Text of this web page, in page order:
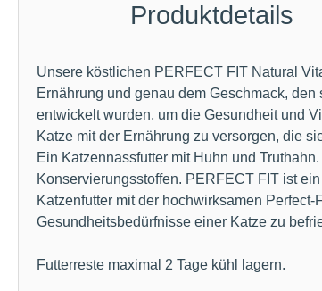
Produktdetails
Unsere köstlichen PERFECT FIT Natural
Ernährung und genau dem Geschmack,
entwickelt wurden, um die Gesundheit und
Katze mit der Ernährung zu versorgen, die
Ein Katzennassfutter mit Huhn und
Konservierungsstoffen. PERFECT FIT ist
Katzenfutter mit der hochwirksamen
Gesundheitsbedürfnisse einer Katze zu
Futterreste maximal 2 Tage kühl lagern.